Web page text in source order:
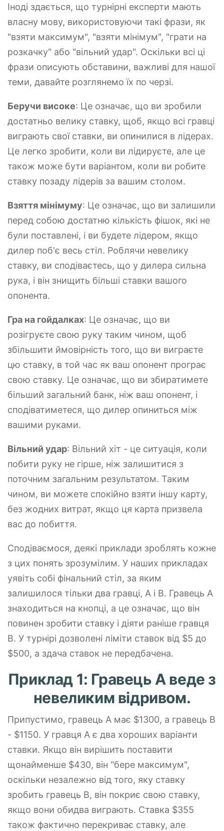
Іноді здається, що турнірні експерти мають
власну мову, використовуючи такі фрази, як
"взяти максимум", "взяти мінімум", "грати на
розкачку" або "вільний удар". Оскільки всі ці
фрази описують обставини, важливі для нашої
теми, давайте розглянемо їх по черзі.
Беручи високе: Це означає, що ви зробили
достатньо велику ставку, щоб, якщо всі гравці
виграють свої ставки, ви опинилися в лідерах.
Це легко зробити, коли ви лідируєте, але це
також може бути варіантом, коли ви робите
ставку позаду лідерів за вашим столом.
Взяття мінімуму: Це означає, що ви залишили
перед собою достатню кількість фішок, які не
були поставлені, і ви будете лідером, якщо
дилер поб'є весь стіл. Роблячи невелику
ставку, ви сподіваєтесь, що у дилера сильна
рука, і він знищить більші ставки вашого
опонента.
Гра на гойдалках: Це означає, що ви
розігруєте свою руку таким чином, щоб
збільшити ймовірність того, що ви виграєте
цю ставку, в той час як ваш опонент програє
свою ставку. Це означає, що ви збиратимете
більший загальний банк, ніж ваш опонент, і
сподіватиметеся, що дилер опиниться між
вашими руками.
Вільний удар: Вільний хіт - це ситуація, коли
побити руку не гірше, ніж залишитися з
поточним загальним результатом. Таким
чином, ви можете спокійно взяти іншу карту,
без жодних витрат, якщо ця карта призвела
вас до побиття.
Сподіваємося, деякі приклади зроблять кожне
з цих понять зрозумілим. У наших прикладах
уявіть собі фінальний стіл, за яким
залишилося тільки два гравці, A і B. Гравець A
знаходиться на кнопці, а це означає, що він
повинен зробити ставку і діяти раніше гравця
B. У турнірі дозволені ліміти ставок від $5 до
$500, а здача ставок не передбачена.
Приклад 1: Гравець А веде з
невеликим відривом.
Припустимо, гравець A має $1300, а гравець B
- $1150. У гравця A є два хороших варіанти
ставки. Якщо він вирішить поставити
щонайменше $430, він "бере максимум",
оскільки незалежно від того, яку ставку
зробить гравець B, він покриє свою ставку,
якщо вони обидва виграють. Ставка $355
також фактично перекриває ставку, але